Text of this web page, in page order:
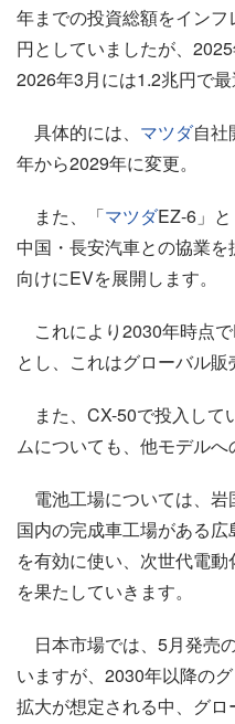
年までの投資総額をイン
円としていましたが、
2026年3月には1.2兆円で最
具体的には、 マツダ自社
年から2029年に変更。
また、「マツダEZ-6」
中国・長安汽車との協業
向けにEVを展開します。
これにより2030年時点
とし、これはグローバル販
また、CX-50で投入して
ムについても、他モデルへ
電池工場については、岩
国内の完成車工場がある
を有効に使い、次世代電
を果たしていきます。
日本市場では、5月発売
いますが、2030年以降の
拡大が想定される中、グロ